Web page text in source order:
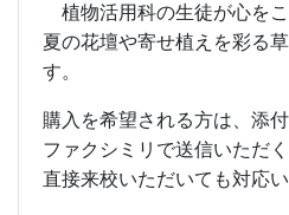
植物活用科の生徒が心を
夏の花壇や寄せ植えを彩る
す。
購入を希望される方は、添
ファクシミリで送信いただ
直接来校いただいても対応い